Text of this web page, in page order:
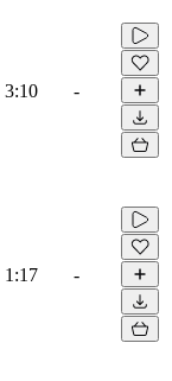
3:10 -
1:17 -